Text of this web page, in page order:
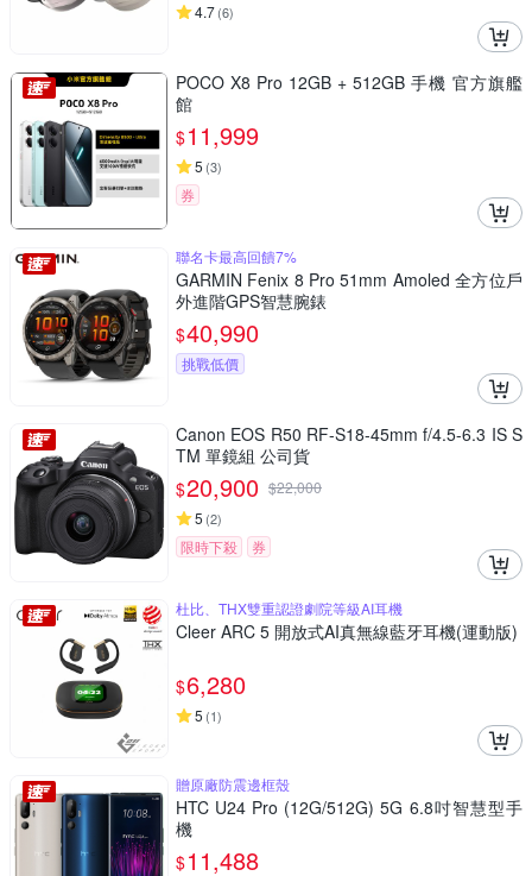
4.7(6)
POCO X8 Pro 12GB + 512GB 手機 官方旗艦
館
$11,999
5 (3)
券
聯名卡最高回饋7%
GARMIN Fenix 8 Pro 51mm Amoled 全方位戶
外進階GPS智慧腕錶
$40,990
挑戰低價
Canon EOS R50 RF-S18-45mm f/4.5-6.3 IS S
TM 單鏡組 公司貨
$20,900 $22,000
5 (2)
限時下殺 券
杜比、THX雙重認證劇院等級AI耳機
Cleer ARC 5 開放式AI真無線藍牙耳機(運動版)
$6,280
5 (1)
贈原廠防震邊框殼
HTC U24 Pro (12G/512G) 5G 6.8吋智慧型手
機
$11,488